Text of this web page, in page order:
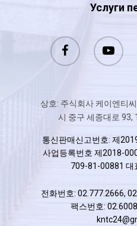
Услуги
상호: 주식회사 케이엔티
시 중구 세종대로 93,
통신판매신고번호: 제
사업등록번호 제2018-
709-81-00881 대
전화번호: 02.777.2666,
팩스번호: